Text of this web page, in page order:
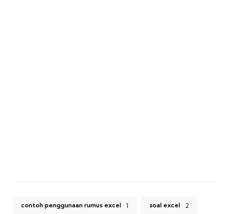
contoh penggunaan rumus excel 1 soal excel 2